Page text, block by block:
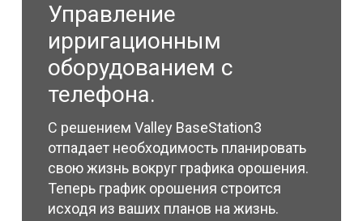
Управление
ирригационным
оборудованием с
телефона.
С решением Valley BaseStation3
отпадает необходимость планировать
свою жизнь вокруг графика орошения.
Теперь график орошения строится
исходя из ваших планов на жизнь.